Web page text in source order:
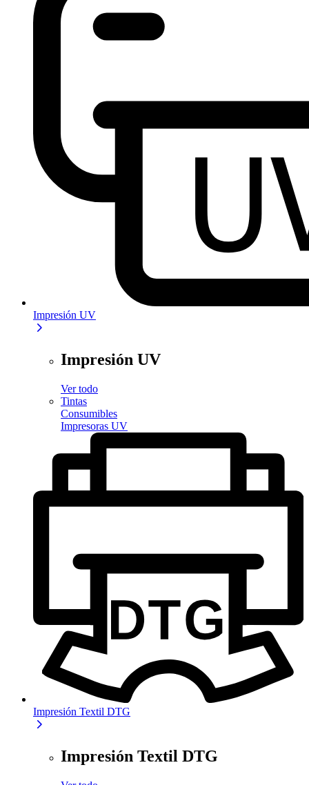
Impresión UV
Impresión UV
Ver todo
Tintas
Consumibles
Impresoras UV
Impresión Textil DTG
Impresión Textil DTG